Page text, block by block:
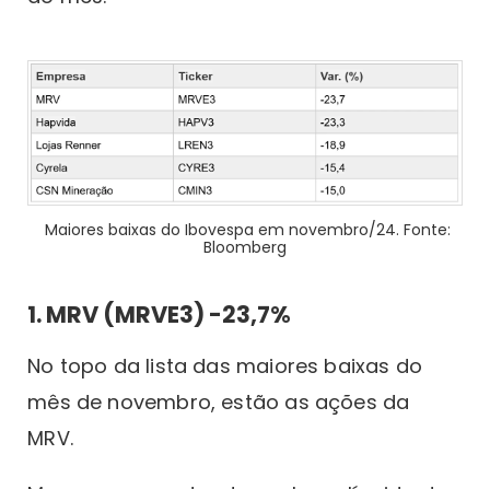
Maiores baixas do Ibovespa em novembro/24. Fonte:
Bloomberg
1. MRV (MRVE3) -23,7%
No topo da lista das maiores baixas do
mês de novembro, estão as ações da
MRV.